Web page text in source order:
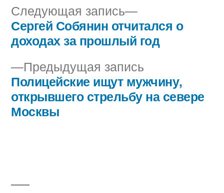
Навигация
записям
Предыдущая запись
запись:
Полицейские ищут мужчину,
открывшего стрельбу на севере
Москвы
Следующая запись
Следующая
запись:
Сергей Собянин отчитался о
доходах за прошлый год